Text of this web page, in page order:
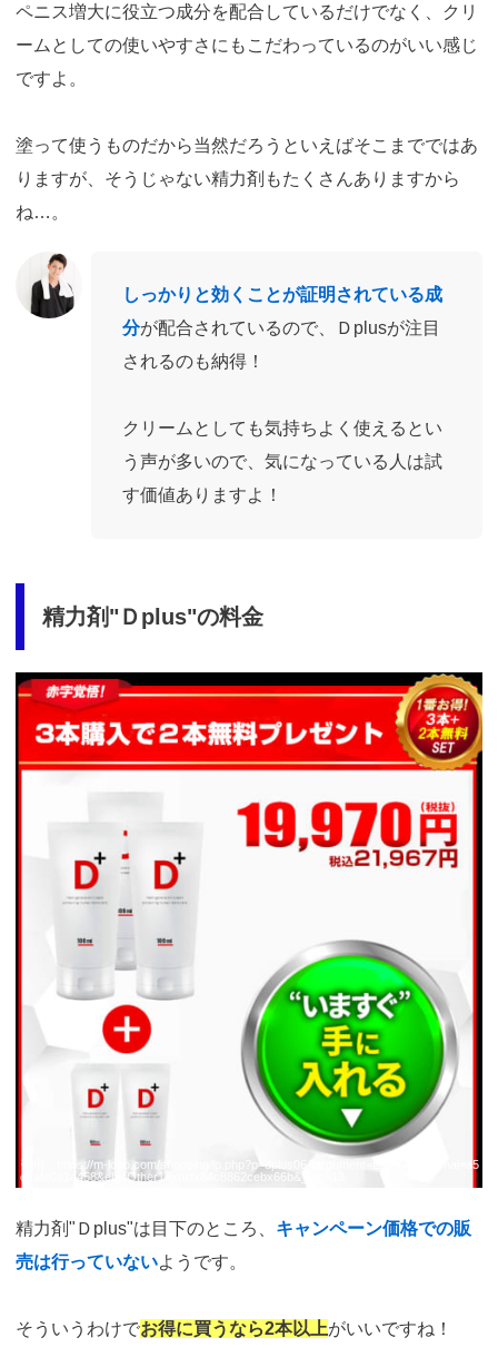
ペニス増大に役立つ成分を配合しているだけでなく、クリ
ームとしての使いやすさにもこだわっているのがいい感じ
ですよ。
塗って使うものだから当然だろうといえばそこまでではあ
りますが、そうじゃない精力剤もたくさんありますから
ね…。
しっかりと効くことが証明されている成
分が配合されているので、Ｄplusが注目
されるのも納得！
クリームとしても気持ちよく使えるとい
う声が多いので、気になっている人は試
す価値ありますよ！
精力剤"Ｄplus"の料金
https://fam-
ad.com/ad/p/r?
_site=67781&_article=17998
引用：
https://m-lobo.com/shopping/lp.php?p=dplus06&argument=LzZqVfuT&dmai=a5
e7afe0a1a458&ebisOther1=xuidx84c8862cebx66b&_fsc=13
精力剤"Ｄplus"は目下のところ、 キャンペーン価格での販
売は行っていないようです。
そういうわけでお得に買うなら2本以上がいいですね！